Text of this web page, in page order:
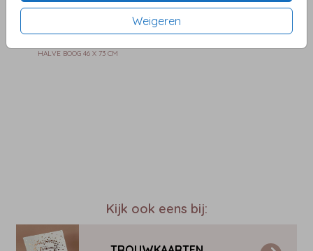
Weigeren
HALVE BOOG 46 X 73 CM
Kijk ook eens bij: